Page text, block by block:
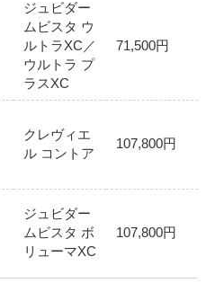
ジュビダー
ムビスタ ウ
ルトラXC／
ウルトラ プ
ラスXC
71,500円
クレヴィエ
ル コントア
107,800円
ジュビダー
ムビスタ ボ
リューマXC
107,800円